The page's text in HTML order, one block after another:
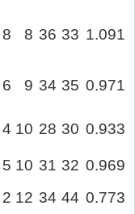
8 8 36 33 1.091
6 9 34 35 0.971
4 10 28 30 0.933
5 10 31 32 0.969
2 12 34 44 0.773